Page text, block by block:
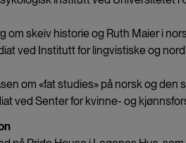
om skeiv historie og Ruth Maier i
ved Institutt for lingvistiske og
om «fat studies» på norsk og den
ved Senter for kvinne- og